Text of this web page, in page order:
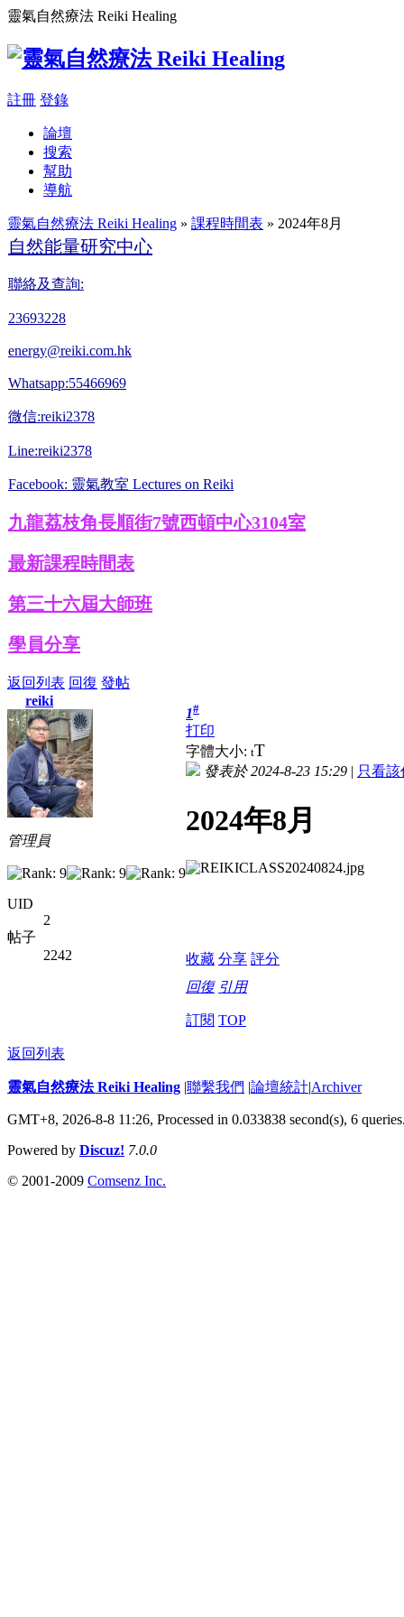
靈氣自然療法 Reiki Healing
註冊 登錄
論壇
搜索
幫助
導航
靈氣自然療法 Reiki Healing » 課程時間表 » 2024年8月
自然能量研究中心
聯絡及查詢:
23693228
energy@reiki.com.hk
Whatsapp:55466969
微信:reiki2378
Line:reiki2378
Facebook: 靈氣教室 Lectures on Reiki
九龍荔枝角長順街7號西頓中心3104室
最新課程時間表
第三十六屆大師班
學員分享
返回列表 回復 發帖
reiki
管理員
UID
2
帖子
2242
1#
打印
字體大小: tT
發表於 2024-8-23 15:29 | 只看該
2024年8月
收藏 分享 評分
回復 引用
訂閱 TOP
返回列表
靈氣自然療法 Reiki Healing |聯繫我們 |論壇統計|Archiver
GMT+8, 2026-8-8 11:26, Processed in 0.033838 second(s), 6 queries
Powered by Discuz! 7.0.0
© 2001-2009 Comsenz Inc.